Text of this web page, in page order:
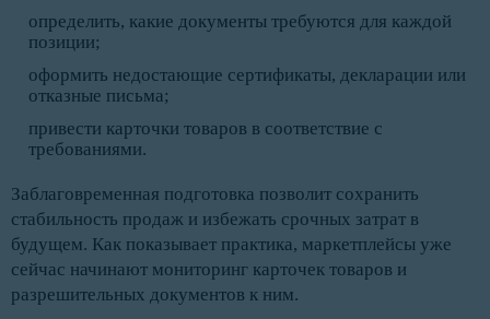
определить, какие документы требуются для каждой
позиции;
оформить недостающие сертификаты, декларации или
отказные письма;
привести карточки товаров в соответствие с
требованиями.
Заблаговременная подготовка позволит сохранить
стабильность продаж и избежать срочных затрат в
будущем. Как показывает практика, маркетплейсы уже
сейчас начинают мониторинг карточек товаров и
разрешительных документов к ним.